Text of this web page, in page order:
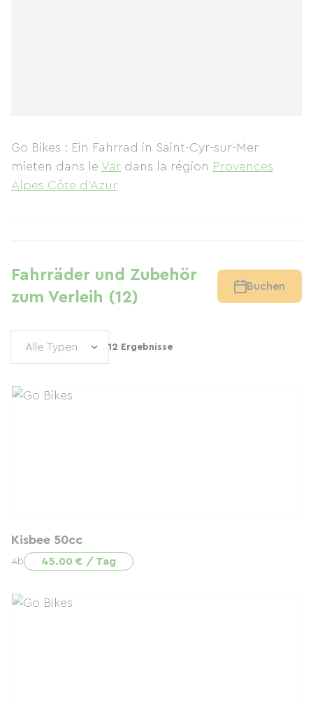
Go Bikes : Ein Fahrrad in Saint-Cyr-sur-Mer
mieten dans le Var dans la région Provences
Alpes Côte d'Azur
Fahrräder und Zubehör
zum Verleih (12)
Buchen
12 Ergebnisse
Kisbee 50cc
Ab 45.00 € / Tag